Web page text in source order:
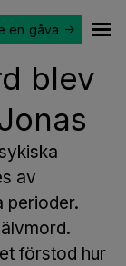
en gåva
blev
av
perioder.
förstod hur